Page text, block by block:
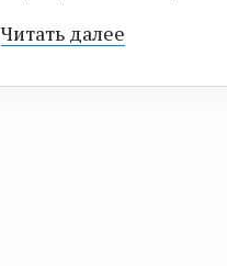
Читать далее